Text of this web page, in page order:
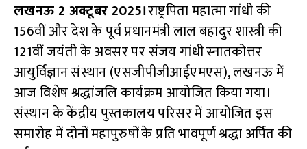
b
o
o
k
at
s
A
p
p
gr
a
m
ar
e
लखनऊ 2 अक्टूबर 2025।राष्ट्रपिता महात्मा गांधी की
156वीं और देश के पूर्व प्रधानमंत्री लाल बहादुर शास्त्री की
121वीं जयंती के अवसर पर संजय गांधी स्नातकोत्तर
आयुर्विज्ञान संस्थान (एसजीपीजीआईएमएस), लखनऊ में
आज विशेष श्रद्धांजलि कार्यक्रम आयोजित किया गया।
संस्थान के केंद्रीय पुस्तकालय परिसर में आयोजित इस
समारोह में दोनों महापुरुषों के प्रति भावपूर्ण श्रद्धा अर्पित की